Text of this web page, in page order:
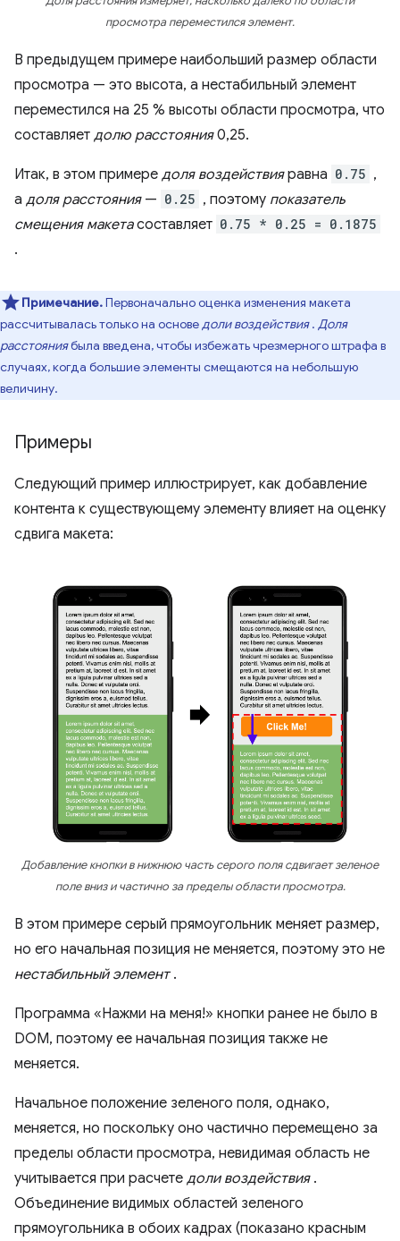
просмотра переместился элемент.
В предыдущем примере наибольший размер области
просмотра — это высота, а нестабильный элемент
переместился на 25 % высоты области просмотра, что
составляет долю расстояния0,25.
Итак, в этом примере доля воздействияравна 0.75 ,
а доля расстояния— 0.25 , поэтому показатель
смещения макетасоставляет 0.75 * 0.25 = 0.1875
.
Примечание.Первоначально оценка изменения макета
рассчитывалась только на основедоли воздействия. Доля
расстояниябыла введена, чтобы избежать чрезмерного штрафа в
случаях, когда большие элементы смещаются на небольшую
величину.
Примеры
Следующий пример иллюстрирует, как добавление
контента к существующему элементу влияет на оценку
сдвига макета:
Добавление кнопки в нижнюю часть серого поля сдвигает зеленое
поле вниз и частично за пределы области просмотра.
В этом примере серый прямоугольник меняет размер,
но его начальная позиция не меняется, поэтому это не
нестабильный элемент.
Программа «Нажми на меня!» кнопки ранее не было в
DOM, поэтому ее начальная позиция также не
меняется.
Начальное положение зеленого поля, однако,
меняется, но поскольку оно частично перемещено за
пределы области просмотра, невидимая область не
учитывается при расчете доли воздействия.
Объединение видимых областей зеленого
прямоугольника в обоих кадрах (показано красным